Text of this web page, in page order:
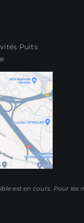
Puits
est en cours. Pour